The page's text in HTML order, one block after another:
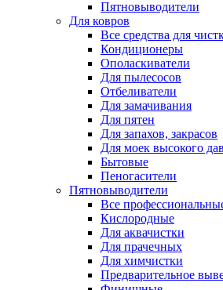
Пятновыводители
Для ковров
Все средства для
Кондиционеры
Ополаскиватели
Для пылесосов
Отбеливатели
Для замачивания
Для пятен
Для запахов, закрасов
Для моек высокого
Бытовые
Пеногасители
Пятновыводители
Все
Кислородные
Для аквачистки
Для прачечных
Для химчистки
Предварительное